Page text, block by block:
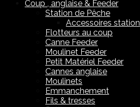
Coup , anglaise & Feeder
Station de Pêche
Accessoires station
Flotteurs au coup
Canne Feeder
Moulinet Feeder
Petit Matériel Feeder
Cannes anglaise
Moulinets
Emmanchement
Fils & tresses